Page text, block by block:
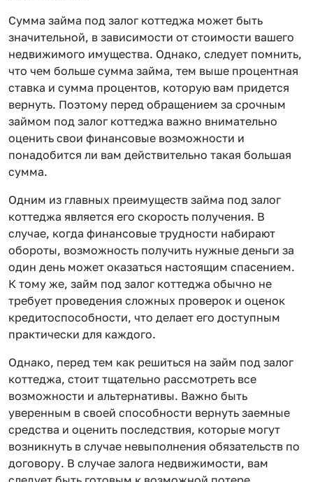
Сумма займа под залог коттеджа может быть
значительной, в зависимости от стоимости вашего
недвижимого имущества. Однако, следует помнить,
что чем больше сумма займа, тем выше процентная
ставка и сумма процентов, которую вам придется
вернуть. Поэтому перед обращением за срочным
займом под залог коттеджа важно внимательно
оценить свои финансовые возможности и
понадобится ли вам действительно такая большая
сумма.
Одним из главных преимуществ займа под залог
коттеджа является его скорость получения. В
случае, когда финансовые трудности набирают
обороты, возможность получить нужные деньги за
один день может оказаться настоящим спасением.
К тому же, займ под залог коттеджа обычно не
требует проведения сложных проверок и оценок
кредитоспособности, что делает его доступным
практически для каждого.
Однако, перед тем как решиться на займ под залог
коттеджа, стоит тщательно рассмотреть все
возможности и альтернативы. Важно быть
уверенным в своей способности вернуть заемные
средства и оценить последствия, которые могут
возникнуть в случае невыполнения обязательств по
договору. В случае залога недвижимости, вам